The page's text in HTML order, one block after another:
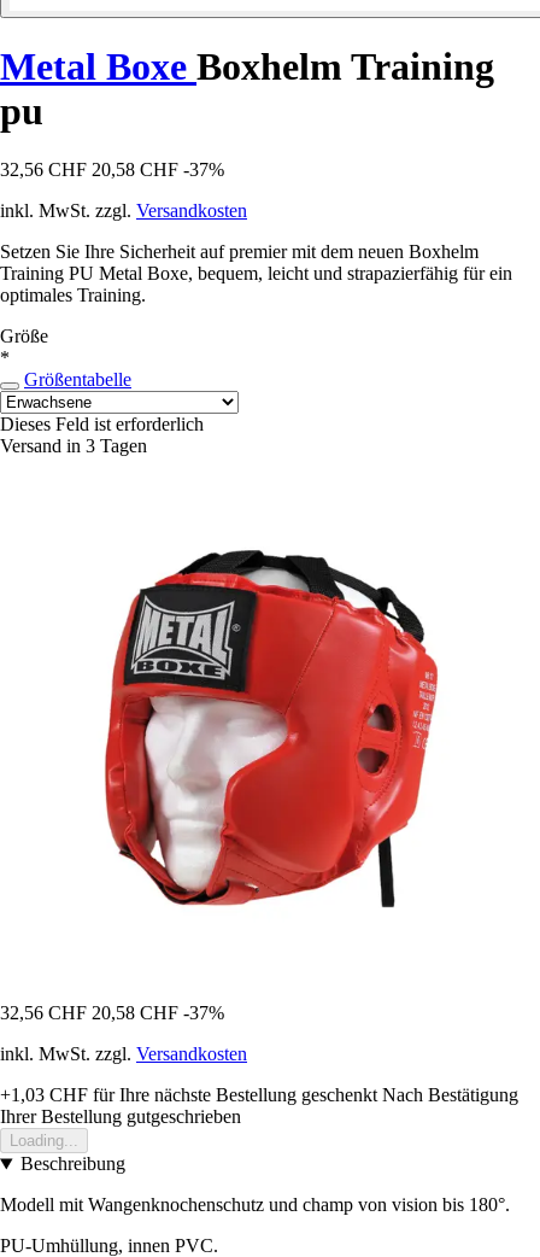
Metal Boxe Boxhelm Training
pu
32,56 CHF 20,58 CHF -37%
inkl. MwSt. zzgl. Versandkosten
Setzen Sie Ihre Sicherheit auf premier mit dem neuen Boxhelm
Training PU Metal Boxe, bequem, leicht und strapazierfähig für ein
optimales Training.
Größe
*
Größentabelle
Dieses Feld ist erforderlich
Versand in 3 Tagen
32,56 CHF 20,58 CHF -37%
inkl. MwSt. zzgl. Versandkosten
+1,03 CHF für Ihre nächste Bestellung geschenkt Nach Bestätigung
Ihrer Bestellung gutgeschrieben
Loading...
Beschreibung
Modell mit Wangenknochenschutz und champ von vision bis 180°.
PU-Umhüllung, innen PVC.